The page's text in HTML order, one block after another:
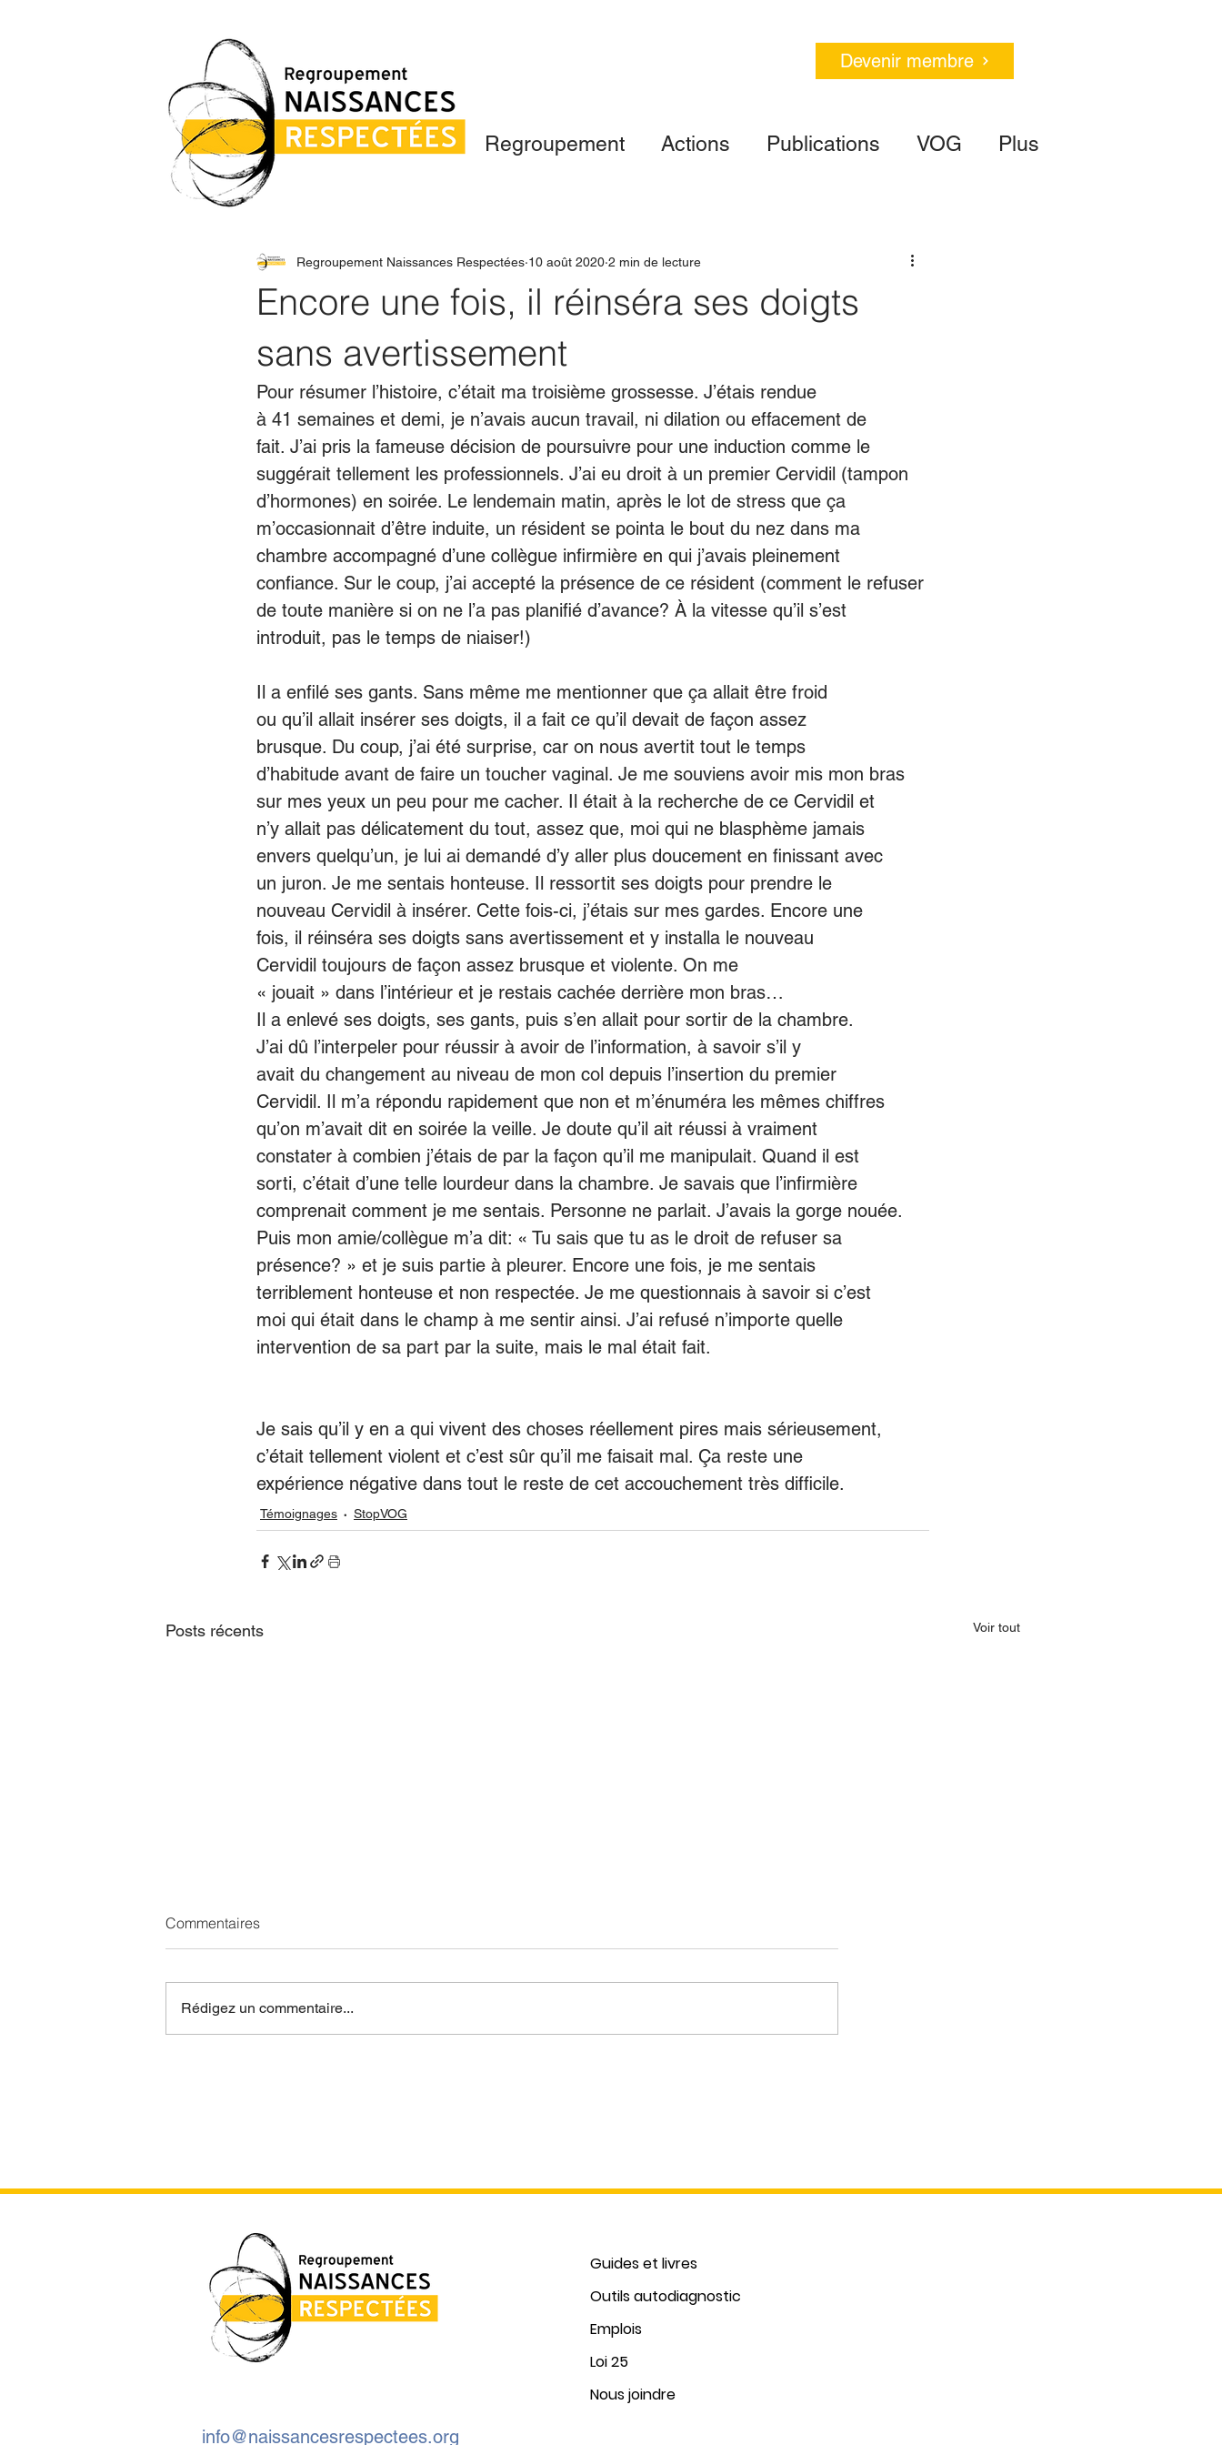
Regroupement Actions Publications VOG Plus
Devenir membre
Encore une fois, il réinséra ses doigts
sans avertissement
Regroupement Naissances Respectées 10 août 2020 2 min de lecture
Pour résumer l’histoire, c’était ma troisième grossesse. J’étais rendue
à 41 semaines et demi, je n’avais aucun travail, ni dilation ou effacement de
fait. J’ai pris la fameuse décision de poursuivre pour une induction comme le
suggérait tellement les professionnels. J’ai eu droit à un premier Cervidil (tampon
d’hormones) en soirée. Le lendemain matin, après le lot de stress que ça
m’occasionnait d’être induite, un résident se pointa le bout du nez dans ma
chambre accompagné d’une collègue infirmière en qui j’avais pleinement
confiance. Sur le coup, j’ai accepté la présence de ce résident (comment le refuser
de toute manière si on ne l’a pas planifié d’avance? À la vitesse qu’il s’est
introduit, pas le temps de niaiser!)
Il a enfilé ses gants. Sans même me mentionner que ça allait être froid
ou qu’il allait insérer ses doigts, il a fait ce qu’il devait de façon assez
brusque. Du coup, j’ai été surprise, car on nous avertit tout le temps
d’habitude avant de faire un toucher vaginal. Je me souviens avoir mis mon bras
sur mes yeux un peu pour me cacher. Il était à la recherche de ce Cervidil et
n’y allait pas délicatement du tout, assez que, moi qui ne blasphème jamais
envers quelqu’un, je lui ai demandé d’y aller plus doucement en finissant avec
un juron. Je me sentais honteuse. Il ressortit ses doigts pour prendre le
nouveau Cervidil à insérer. Cette fois-ci, j’étais sur mes gardes. Encore une
fois, il réinséra ses doigts sans avertissement et y installa le nouveau
Cervidil toujours de façon assez brusque et violente. On me
« jouait » dans l’intérieur et je restais cachée derrière mon bras…
Il a enlevé ses doigts, ses gants, puis s’en allait pour sortir de la chambre.
J’ai dû l’interpeler pour réussir à avoir de l’information, à savoir s’il y
avait du changement au niveau de mon col depuis l’insertion du premier
Cervidil. Il m’a répondu rapidement que non et m’énuméra les mêmes chiffres
qu’on m’avait dit en soirée la veille. Je doute qu’il ait réussi à vraiment
constater à combien j’étais de par la façon qu’il me manipulait. Quand il est
sorti, c’était d’une telle lourdeur dans la chambre. Je savais que l’infirmière
comprenait comment je me sentais. Personne ne parlait. J’avais la gorge nouée.
Puis mon amie/collègue m’a dit: « Tu sais que tu as le droit de refuser sa
présence? » et je suis partie à pleurer. Encore une fois, je me sentais
terriblement honteuse et non respectée. Je me questionnais à savoir si c’est
moi qui était dans le champ à me sentir ainsi. J’ai refusé n’importe quelle
intervention de sa part par la suite, mais le mal était fait.
Je sais qu’il y en a qui vivent des choses réellement pires mais sérieusement,
c’était tellement violent et c’est sûr qu’il me faisait mal. Ça reste une
expérience négative dans tout le reste de cet accouchement très difficile.
Témoignages StopVOG
Posts récents Voir tout
Commentaires
Rédigez un commentaire...
Guides et livres
Outils autodiagnostic
Emplois
Loi 25
Nous joindre
info@naissancesrespectees.org